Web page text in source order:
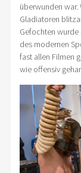
überwunden
Gladiatoren
Gefochten wurde
des modernen
fast allen Filmen
wie offensiv